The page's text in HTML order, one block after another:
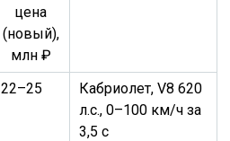
цена
(новый),
млн ₽
22–25
Кабриолет, V8 620
л.с., 0–100 км/ч за
3,5 с